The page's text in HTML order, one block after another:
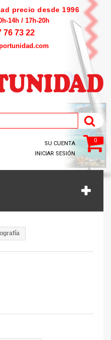
precio desde 1996
14h / 17h-20h
76 73 22
0
SU CUENTA
INICIAR SESIÓN